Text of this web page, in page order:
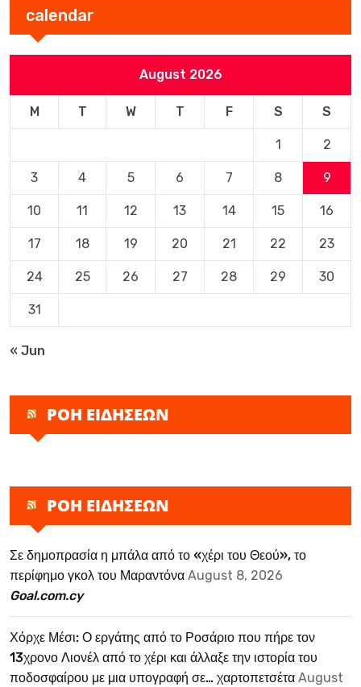
calendar
August 2026
M T W T F S S
1 2
3 4 5 6 7 8 9
10 11 12 13 14 15 16
17 18 19 20 21 22 23
24 25 26 27 28 29 30
31
« Jun
ΡΟΗ ΕΙΔΗΣΕΩΝ
ΡΟΗ ΕΙΔΗΣΕΩΝ
Σε δημοπρασία η μπάλα από το «χέρι του Θεού», το
περίφημο γκολ του Μαραντόνα August 8, 2026
Goal.com.cy
Χόρχε Μέσι: Ο εργάτης από το Ροσάριο που πήρε τον
13χρονο Λιονέλ από το χέρι και άλλαξε την ιστορία του
ποδοσφαίρου με μια υπογραφή σε… χαρτοπετσέτα August